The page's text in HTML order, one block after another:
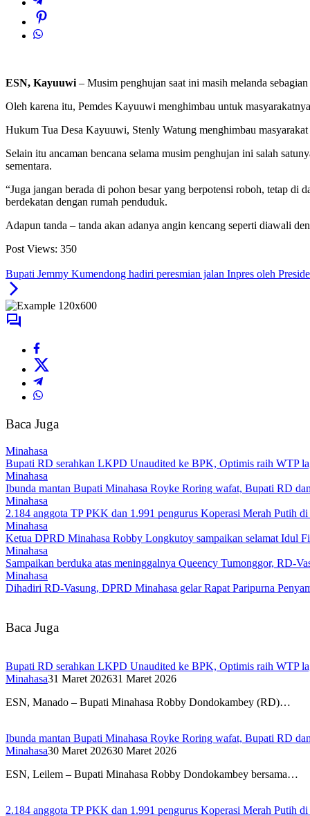
ESN, Kayuuwi – Musim penghujan saat ini masih melanda
Oleh karena itu, Pemdes Kayuuwi menghimbau untuk
Hukum Tua Desa Kayuuwi, Stenly Watung menghimbau
Selain itu ancaman bencana selama musim penghujan ini salah
sementara.
“Juga jangan berada di pohon besar yang berpotensi roboh, tetap di
berdekatan dengan rumah penduduk.
Adapun tanda – tanda akan adanya angin kencang seperti diawali
Post Views: 350
Bupati Jemmy Kumendong hadiri peresmian jalan Inpres oleh
Baca Juga
Minahasa
Bupati RD serahkan LKPD Unaudited ke BPK, Optimis raih WTP
Minahasa
Ibunda mantan Bupati Minahasa Royke Roring wafat, Bupati RD
Minahasa
2.184 anggota TP PKK dan 1.991 pengurus Koperasi Merah Putih
Minahasa
Ketua DPRD Minahasa Robby Longkutoy sampaikan selamat Idul
Minahasa
Sampaikan berduka atas meninggalnya Queency Tumonggor, RD-
Minahasa
Dihadiri RD-Vasung, DPRD Minahasa gelar Rapat Paripurna
Baca Juga
Bupati RD serahkan LKPD Unaudited ke BPK, Optimis raih WTP
Minahasa31 Maret 202631 Maret 2026
ESN, Manado – Bupati Minahasa Robby Dondokambey (RD)…
Ibunda mantan Bupati Minahasa Royke Roring wafat, Bupati RD
Minahasa30 Maret 202630 Maret 2026
ESN, Leilem – Bupati Minahasa Robby Dondokambey bersama…
2.184 anggota TP PKK dan 1.991 pengurus Koperasi Merah Putih